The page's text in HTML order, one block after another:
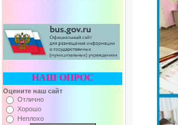
НАШ ОПРОС
Оцените наш сайт
Отлично
Хорошо
Неплохо